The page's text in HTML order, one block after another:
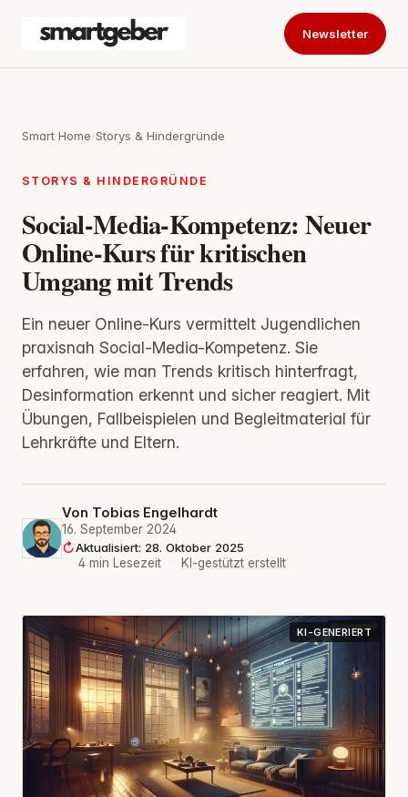
Newsletter
Smart Home›Storys & Hindergründe
STORYS & HINDERGRÜNDE
Social-Media-Kompetenz: Neuer
Online-Kurs für kritischen
Umgang mit Trends
Ein neuer Online-Kurs vermittelt Jugendlichen
praxisnah Social-Media-Kompetenz. Sie
erfahren, wie man Trends kritisch hinterfragt,
Desinformation erkennt und sicher reagiert. Mit
Übungen, Fallbeispielen und Begleitmaterial für
Lehrkräfte und Eltern.
Von Tobias Engelhardt
16. September 2024
Aktualisiert: 28. Oktober 2025
·
4 min Lesezeit · KI-gestützt erstellt
KI-GENERIERT